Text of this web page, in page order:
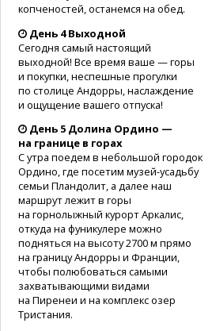
копченостей, останемся на обед.
День 4 Выходной
Сегодня самый настоящий
выходной! Все время ваше — горы
и покупки, неспешные прогулки
по столице Андорры, наслаждение
и ощущение вашего отпуска!
День 5 Долина Ордино —
на границе в горах
С утра поедем в небольшой городок
Ордино, где посетим музей-усадьбу
семьи Пландолит, а далее наш
маршрут лежит в горы
на горнолыжный курорт Аркалис,
откуда на фуникулере можно
подняться на высоту 2700 м прямо
на границу Андорры и Франции,
чтобы полюбоваться самыми
захватывающими видами
на Пиренеи и на комплекс озер
Тристания.